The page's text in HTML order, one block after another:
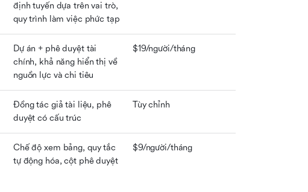
định tuyến dựa trên vai trò,
quy trình làm việc phức tạp
Dự án + phê duyệt tài
chính, khả năng hiển thị về
nguồn lực và chi tiêu
$19/người/tháng
Đồng tác giả tài liệu, phê
duyệt có cấu trúc
Tùy chỉnh
Chế độ xem bảng, quy tắc
tự động hóa, cột phê duyệt
$9/người/tháng